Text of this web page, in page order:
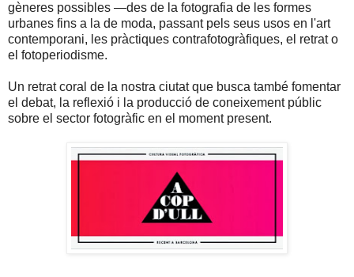
gèneres possibles —des de la fotografia de les formes
urbanes fins a la de moda, passant pels seus usos en l'art
contemporani, les pràctiques contrafotogràfiques, el retrat o
el fotoperiodisme.
Un retrat coral de la nostra ciutat que busca també fomentar
el debat, la reflexió i la producció de coneixement públic
sobre el sector fotogràfic en el moment present.